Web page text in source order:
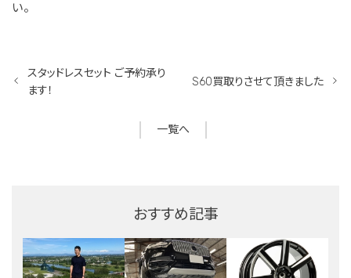
い。
スタッドレスセット ご予約承り
ます！
一覧へ
S60買取りさせて頂きました
おすすめ記事